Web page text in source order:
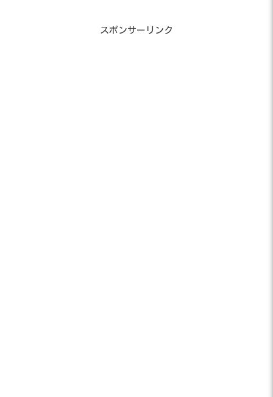
スポンサーリンク